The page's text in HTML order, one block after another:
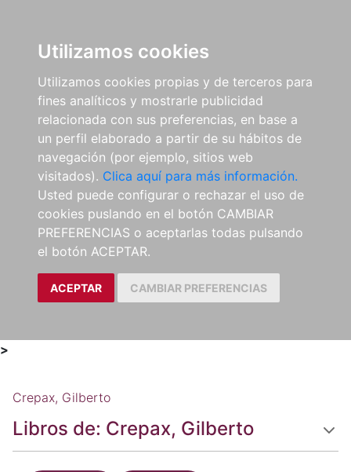
Utilizamos cookies
Utilizamos cookies propias y de terceros para
fines analíticos y mostrarle publicidad
relacionada con sus preferencias, en base a
un perfil elaborado a partir de su hábitos de
navegación (por ejemplo, sitios web
visitados). Clica aquí para más información.
Usted puede configurar o rechazar el uso de
cookies puslando en el botón CAMBIAR
PREFERENCIAS o aceptarlas todas pulsando
el botón ACEPTAR.
ACEPTAR CAMBIAR PREFERENCIAS
>
Crepax, Gilberto
Libros de: Crepax, Gilberto